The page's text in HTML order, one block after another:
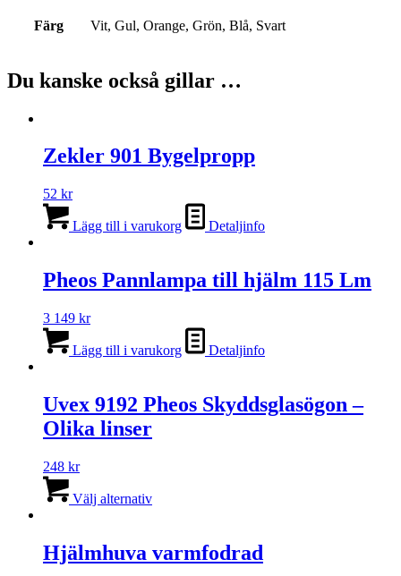
Färg Vit, Gul, Orange, Grön, Blå, Svart
Du kanske också gillar …
Zekler 901 Bygelpropp
52 kr
Lägg till i varukorg Detaljinfo
Pheos Pannlampa till hjälm 115 Lm
3 149 kr
Lägg till i varukorg Detaljinfo
Uvex 9192 Pheos Skyddsglasögon –
Olika linser
248 kr
Välj alternativhär
varianter.
Hjälmhuva varmfodrad